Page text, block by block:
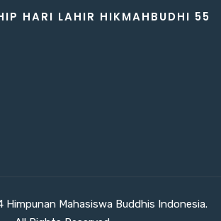
HARI LAHIR HIKMAHBUDHI 55
Mahasiswa Buddhis Indonesia.